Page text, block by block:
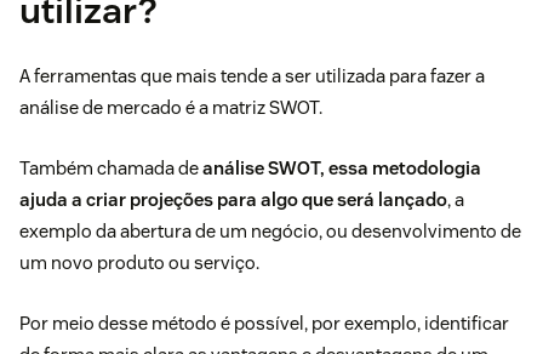
utilizar?
A ferramentas que mais tende a ser utilizada para fazer a
análise de mercado é a matriz SWOT.
Também chamada deanálise SWOT, essa metodologia
ajuda a criar projeções para algo que será lançado, a
exemplo da abertura de um negócio, ou desenvolvimento de
um novo produto ou serviço.
Por meio desse método é possível, por exemplo, identificar